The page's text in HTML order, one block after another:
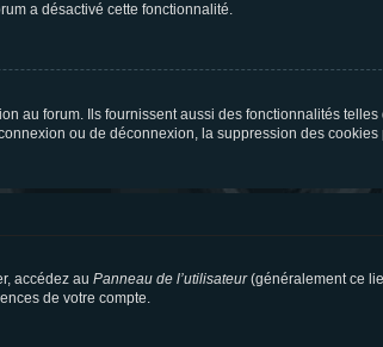
a désactivé cette fonctionnalité.
au forum. Ils fournissent aussi des fonctionnalités
ou de déconnexion, la suppression des
accédez au Panneau de l’utilisateur(généralement ce
de votre compte.